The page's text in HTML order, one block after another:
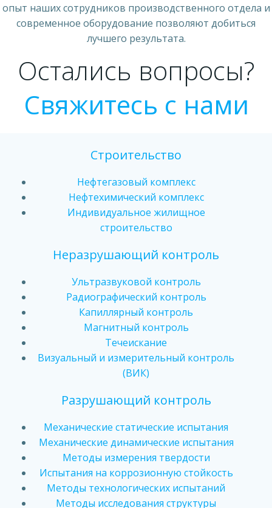
опыт наших сотрудников производственного отдела и
современное оборудование позволяют добиться
лучшего результата.
Остались вопросы?
Свяжитесь с нами
Строительство
Нефтегазовый комплекс
Нефтехимический комплекс
Индивидуальное жилищное
строительство
Неразрушающий контроль
Ультразвуковой контроль
Радиографический контроль
Капиллярный контроль
Магнитный контроль
Течеискание
Визуальный и измерительный контроль
(ВИК)
Разрушающий контроль
Механические статические испытания
Механические динамические испытания
Методы измерения твердости
Испытания на коррозионную стойкость
Методы технологических испытаний
Методы исследования структуры